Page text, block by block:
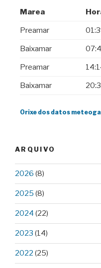
ARQUIVO
2026 (8)
2025 (8)
2024 (22)
2023 (14)
2022 (25)